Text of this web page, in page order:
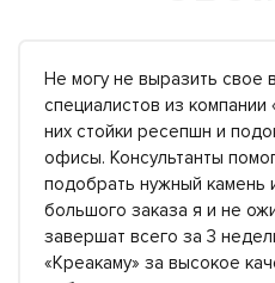
Не могу не выразить свое
специалистов из
них стойки ресепшн и
офисы. Консультанты
подобрать нужный камень
большого заказа я и не
завершат всего за 3
«Креакаму» за высокое